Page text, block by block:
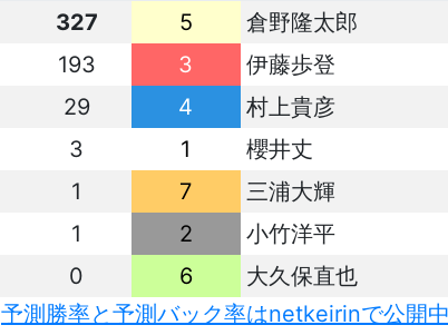
327 5
倉野隆太郎
193 3
伊藤歩登
29 4
村上貴彦
3 1
櫻井丈
1 7
三浦大輝
1 2
小竹洋平
0 6
大久保直也
予測勝率と予測バック率はnetkeirinで公開